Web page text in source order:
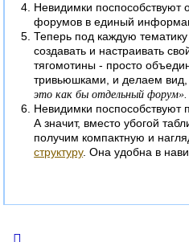
Невидимки
форумов в единый
Теперь под каждую
создавать и настраивать
тягомотины - просто
тривьюшками, и делаем
это как бы отдельный форум».
Невидимки поспособствуют
А значит, вместо убогой
получим компактную и
структуру. Она удобна в